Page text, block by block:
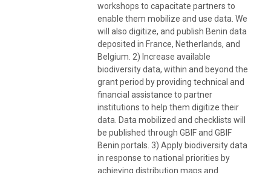
workshops to capacitate partners to
enable them mobilize and use data. We
will also digitize, and publish Benin data
deposited in France, Netherlands, and
Belgium. 2) Increase available
biodiversity data, within and beyond the
grant period by providing technical and
financial assistance to partner
institutions to help them digitize their
data. Data mobilized and checklists will
be published through GBIF and GBIF
Benin portals. 3) Apply biodiversity data
in response to national priorities by
achieving distribution maps and